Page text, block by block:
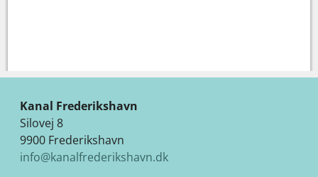
Kanal Frederikshavn
Silovej 8
9900 Frederikshavn
info@kanalfrederikshavn.dk